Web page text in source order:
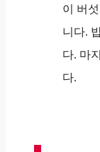
이 버
니다.
다. 마
다.